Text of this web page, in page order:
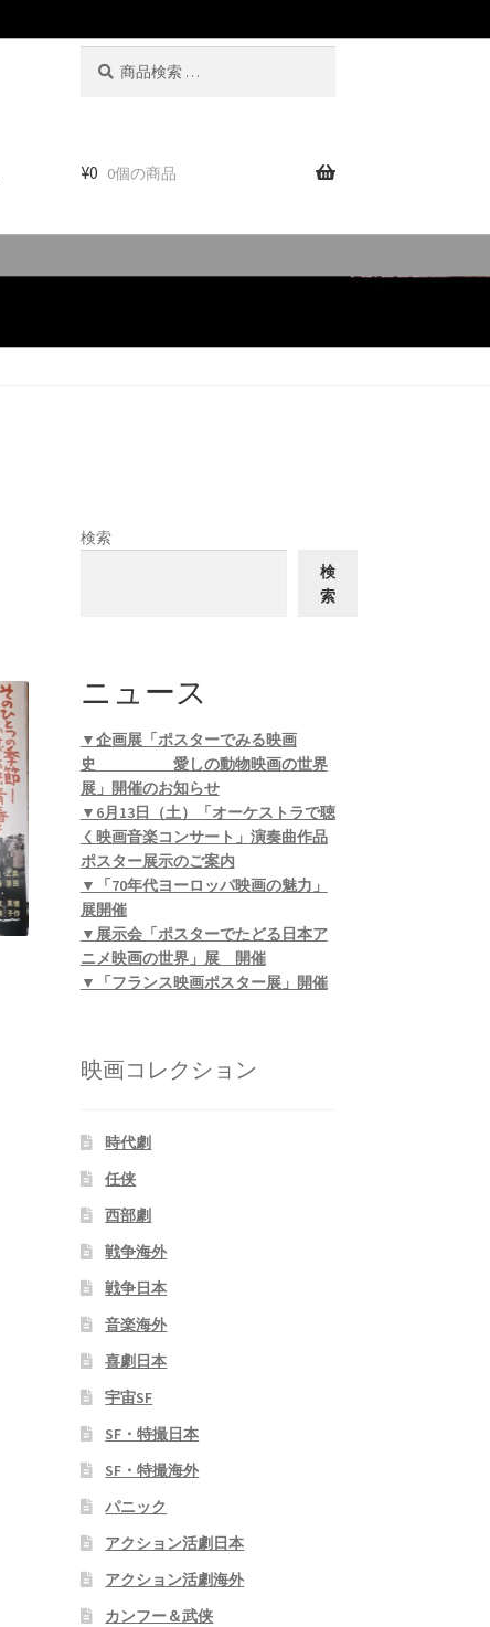
¥0 0個の商品
検索
検
索
ニュース
▼企画展「ポスターでみる映画
史 愛しの動物映画の世界
展」開催のお知らせ
▼6月13日（土）「オーケストラで聴
く映画音楽コンサート」演奏曲作品
ポスター展示のご案内
▼「70年代ヨーロッパ映画の魅力」
展開催
▼展示会「ポスターでたどる日本ア
ニメ映画の世界」展 開催
▼「フランス映画ポスター展」開催
映画コレクション
時代劇
任侠
西部劇
戦争海外
戦争日本
音楽海外
喜劇日本
宇宙SF
SF・特撮日本
SF・特撮海外
パニック
アクション活劇日本
アクション活劇海外
カンフー＆武侠